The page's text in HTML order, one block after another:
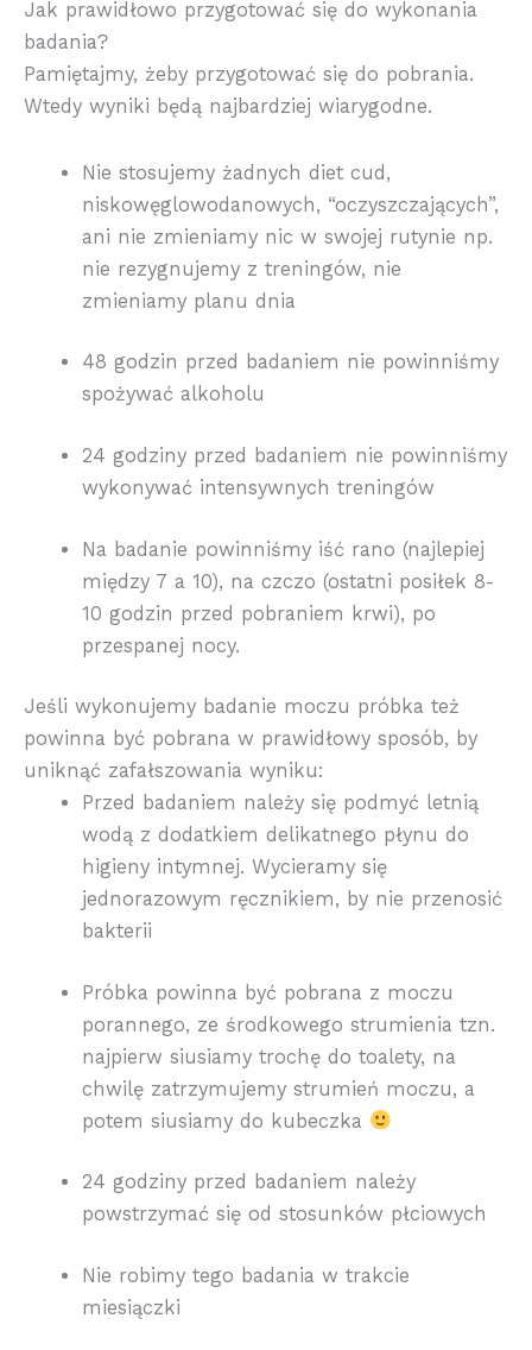
Jak prawidłowo przygotować się do wykonania
badania?
Pamiętajmy, żeby przygotować się do pobrania.
Wtedy wyniki będą najbardziej wiarygodne.
Nie stosujemy żadnych diet cud,
niskowęglowodanowych, “oczyszczających”,
ani nie zmieniamy nic w swojej rutynie np.
nie rezygnujemy z treningów, nie
zmieniamy planu dnia
48 godzin przed badaniem nie powinniśmy
spożywać alkoholu
24 godziny przed badaniem nie powinniśmy
wykonywać intensywnych treningów
Na badanie powinniśmy iść rano (najlepiej
między 7 a 10), na czczo (ostatni posiłek 8-
10 godzin przed pobraniem krwi), po
przespanej nocy.
Jeśli wykonujemy badanie moczu próbka też
powinna być pobrana w prawidłowy sposób, by
uniknąć zafałszowania wyniku:
Przed badaniem należy się podmyć letnią
wodą z dodatkiem delikatnego płynu do
higieny intymnej. Wycieramy się
jednorazowym ręcznikiem, by nie przenosić
bakterii
Próbka powinna być pobrana z moczu
porannego, ze środkowego strumienia tzn.
najpierw siusiamy trochę do toalety, na
chwilę zatrzymujemy strumień moczu, a
potem siusiamy do kubeczka
24 godziny przed badaniem należy
powstrzymać się od stosunków płciowych
Nie robimy tego badania w trakcie
miesiączki